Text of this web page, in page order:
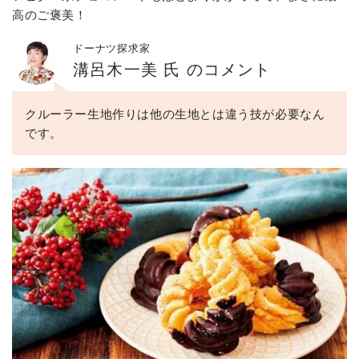
高のご褒美！
ドーナツ探求家
溝呂木一美 氏 のコメント
クルーラー生地作りは他の生地とは違う技が必要なん
です。